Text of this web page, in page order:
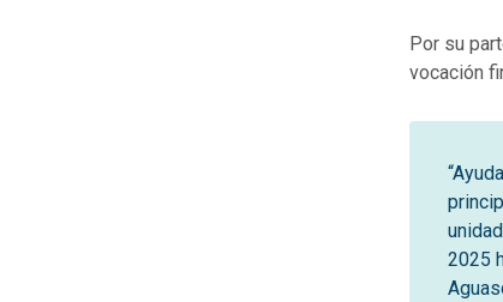
Por su
vocación
2025